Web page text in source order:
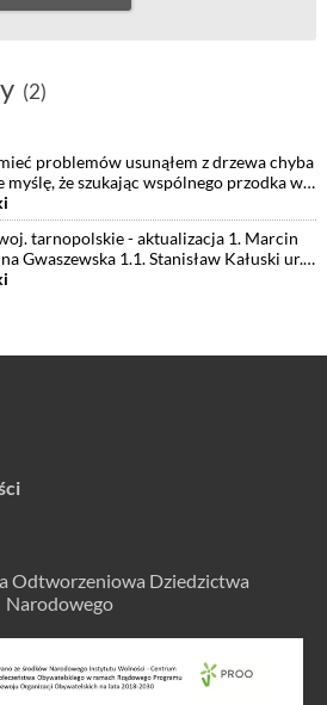
(2)
problemów usunąłem z drzewa chyba
że szukając wspólnego przodka w
tarnopolskie - aktualizacja 1. Marcin
Gwaszewska 1.1. Stanisław Kałuski ur.
Odtworzeniowa Dziedzictwa
Narodowego